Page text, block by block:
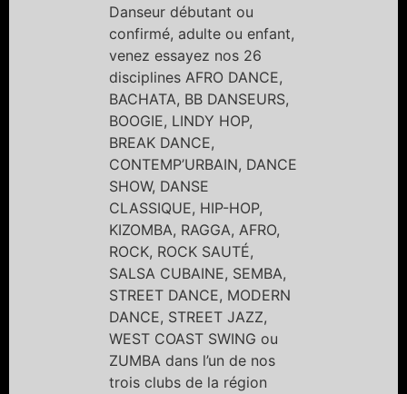
Danseur débutant ou
confirmé, adulte ou enfant,
venez essayez nos 26
disciplines AFRO DANCE,
BACHATA, BB DANSEURS,
BOOGIE, LINDY HOP,
BREAK DANCE,
CONTEMP’URBAIN, DANCE
SHOW, DANSE
CLASSIQUE, HIP-HOP,
KIZOMBA, RAGGA, AFRO,
ROCK, ROCK SAUTÉ,
SALSA CUBAINE, SEMBA,
STREET DANCE, MODERN
DANCE, STREET JAZZ,
WEST COAST SWING ou
ZUMBA dans l’un de nos
trois clubs de la région